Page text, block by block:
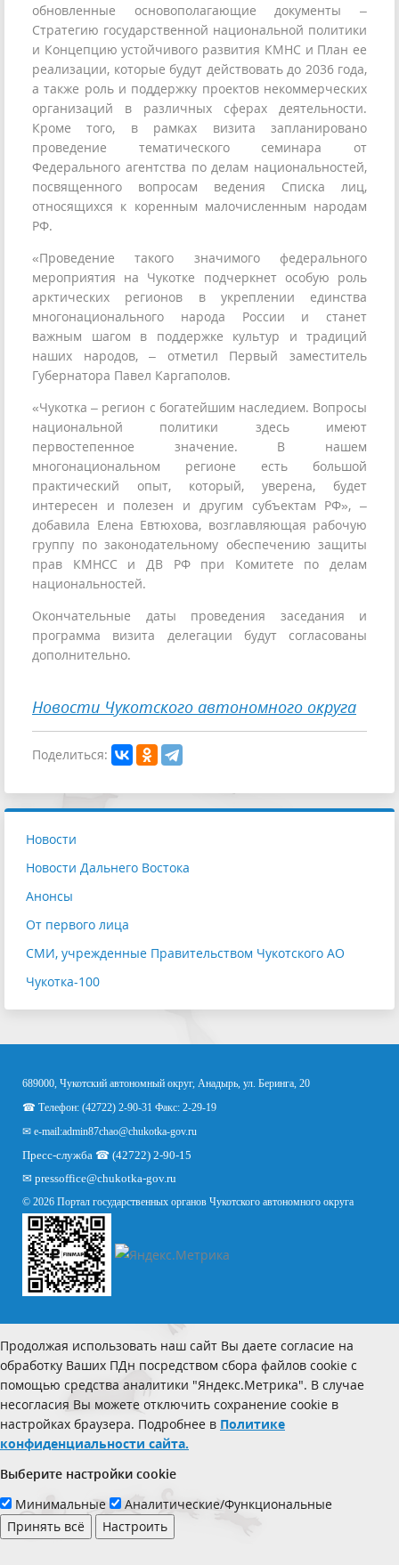
обновленные основополагающие документы –
Стратегию государственной национальной политики
и Концепцию устойчивого развития КМНС и План ее
реализации, которые будут действовать до 2036 года,
а также роль и поддержку проектов некоммерческих
организаций в различных сферах деятельности.
Кроме того, в рамках визита запланировано
проведение тематического семинара от
Федерального агентства по делам национальностей,
посвященного вопросам ведения Списка лиц,
относящихся к коренным малочисленным народам
РФ.
«Проведение такого значимого федерального
мероприятия на Чукотке подчеркнет особую роль
арктических регионов в укреплении единства
многонационального народа России и станет
важным шагом в поддержке культур и традиций
наших народов, – отметил Первый заместитель
Губернатора Павел Каргаполов.
«Чукотка – регион с богатейшим наследием. Вопросы
национальной политики здесь имеют
первостепенное значение. В нашем
многонациональном регионе есть большой
практический опыт, который, уверена, будет
интересен и полезен и другим субъектам РФ», –
добавила Елена Евтюхова, возглавляющая рабочую
группу по законодательному обеспечению защиты
прав КМНСС и ДВ РФ при Комитете по делам
национальностей.
Окончательные даты проведения заседания и
программа визита делегации будут согласованы
дополнительно.
Новости Чукотского автономного округа
Поделиться:
Новости
Новости Дальнего Востока
Анонсы
От первого лица
СМИ, учрежденные Правительством Чукотского АО
Чукотка-100
689000, Чукотский автономный округ, Анадырь, ул. Беринга, 20
☎ Телефон: (42722) 2-90-31 Факс: 2-29-19
✉ e-mail:admin87chao@chukotka-gov.ru
Пресс-служба ☎ (42722) 2-90-15
✉ pressoffice@chukotka-gov.ru
© 2026 Портал государственных органов Чукотского автономного округа
Продолжая использовать наш сайт Вы даете согласие на
обработку Ваших ПДн посредством сбора файлов cookie с
помощью средства аналитики "Яндекс.Метрика". В случае
несогласия Вы можете отключить сохранение cookie в
настройках браузера. Подробнее в Политике
конфиденциальности сайта.
Выберите настройки cookie
Минимальные
Аналитические/Функциональные
Принять всё
Настроить